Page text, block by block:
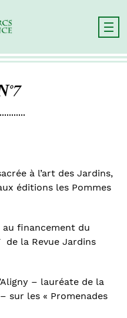
à l’art des Jardins,
éditions les Pommes
au financement du
la Revue Jardins
– lauréate de la
sur les « Promenades